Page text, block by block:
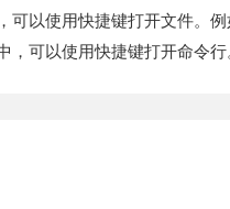
以使用快捷键打开文件。
可以使用快捷键打开命令